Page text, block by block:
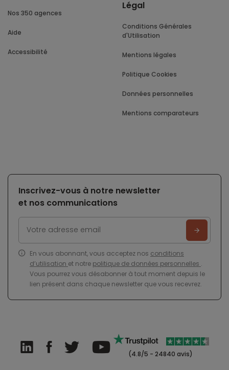
Nos 350 agences
Aide
Accessibilité
Légal
Conditions Générales
d'Utilisation
Mentions légales
Politique Cookies
Données personnelles
Mentions comparateurs
Inscrivez-vous à notre newsletter
et nos communications
En vous abonnant, vous acceptez nos conditions
d’utilisation et notre politique de données personnelles .
Vous pourrez vous désabonner à tout moment depuis le
lien présent dans chaque newsletter que vous recevrez.
(4.8/5 - 24840 avis)